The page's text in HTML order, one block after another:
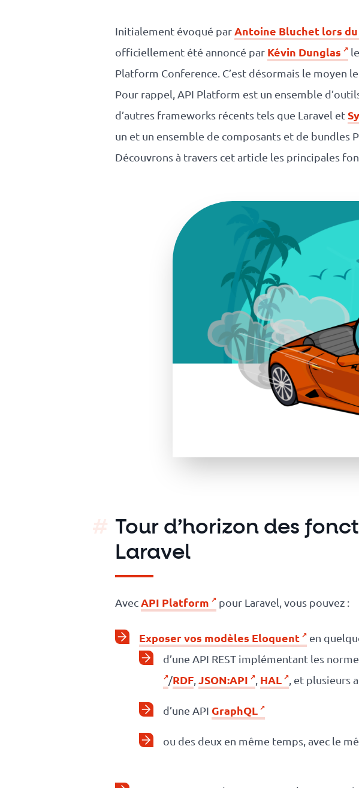
responsable
coopérative
Initialement évoqué parAntoine Bluchet lors du
officiellement été annoncé par Kévin Dunglas
Platform Conference. C’est désormais le moyen
Pour rappel, API Platform est un ensemble
d’autres frameworks récents tels que Laravel et
un et un ensemble de composants et de bundles
Découvrons à travers cet article les principales
Tour d’horizon des
Laravel
AvecAPI Platform pour Laravel, vous pouvez :
Exposer vos modèles Eloquent
en
d’une API REST implémentant les
/RDF JSON:API HAL , et plusieurs
d’une API GraphQL
ou des deux en même temps, avec le